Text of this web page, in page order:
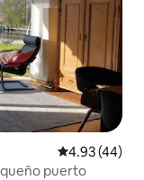
Calificación
4.93 (44)
puerto